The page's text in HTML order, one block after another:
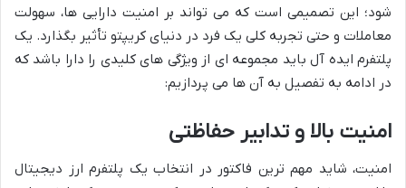
شود؛ این تصمیمی است که می تواند بر امنیت دارایی ها، سهولت
معاملات و حتی تجربه کلی یک فرد در دنیای کریپتو تأثیر بگذارد. یک
پلتفرم ایده آل باید مجموعه ای از ویژگی های کلیدی را دارا باشد که
در ادامه به تفصیل به آن ها می پردازیم:
امنیت بالا و تدابیر حفاظتی
امنیت، شاید مهم ترین فاکتور در انتخاب یک پلتفرم ارز دیجیتال